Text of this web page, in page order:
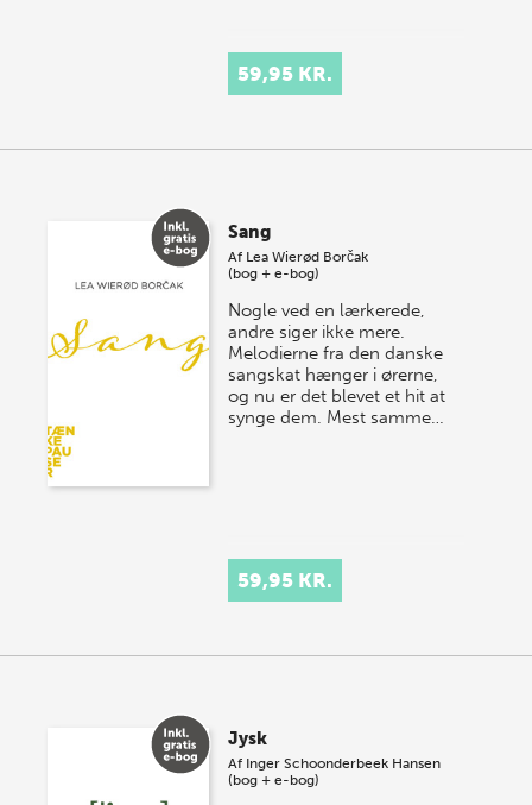
59,95 KR.
Sang
Af Lea Wierød Borčak
(bog + e-bog)
Nogle ved en lærkerede,
andre siger ikke mere.
Melodierne fra den danske
sangskat hænger i ørerne,
og nu er det blevet et hit at
synge dem. Mest samme…
59,95 KR.
Jysk
Af Inger Schoonderbeek Hansen
(bog + e-bog)